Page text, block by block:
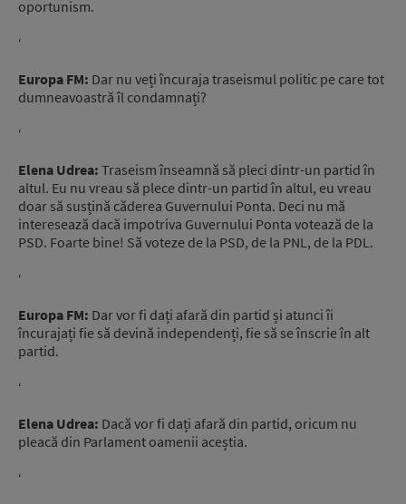
oportunism.
‘
Europa FM: Dar nu veți încuraja traseismul politic pe care tot
dumneavoastră îl condamnați?
‘
Elena Udrea: Traseism înseamnă să pleci dintr-un partid în
altul. Eu nu vreau să plece dintr-un partid în altul, eu vreau
doar să susțină căderea Guvernului Ponta. Deci nu mă
interesează dacă impotriva Guvernului Ponta votează de la
PSD. Foarte bine! Să voteze de la PSD, de la PNL, de la PDL.
‘
Europa FM: Dar vor fi dați afară din partid și atunci îi
încurajați fie să devină independenți, fie să se înscrie în alt
partid.
‘
Elena Udrea: Dacă vor fi dați afară din partid, oricum nu
pleacă din Parlament oamenii aceștia.
‘